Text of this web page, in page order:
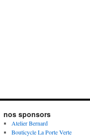
nos sponsors
Atelier Bernard
Bouticycle La Porte Verte